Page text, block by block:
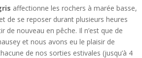
affectionne les rochers à marée basse,
de se reposer durant plusieurs heures
de nouveau en pêche. Il n’est que de
et nous avons eu le plaisir de
de nos sorties estivales (jusqu’à 4